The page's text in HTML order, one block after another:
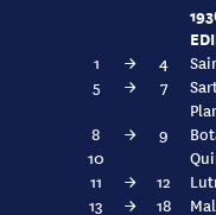
1 → 4
5
→ 7
8
→ 9
10
11
→ 12
13
→ 18